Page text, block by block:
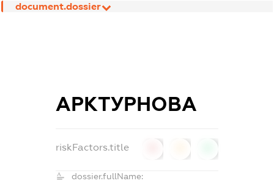
document.dossier
АРКТУРНОВА
riskFactors.title
dossier.fullName: